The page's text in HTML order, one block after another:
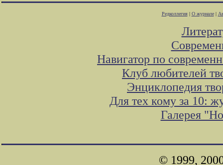
Редколлегия| О журнале|
Навигатор по
Клуб любителей
Энциклопедия
Для тех кому за 10:
Галерея
© 1999,